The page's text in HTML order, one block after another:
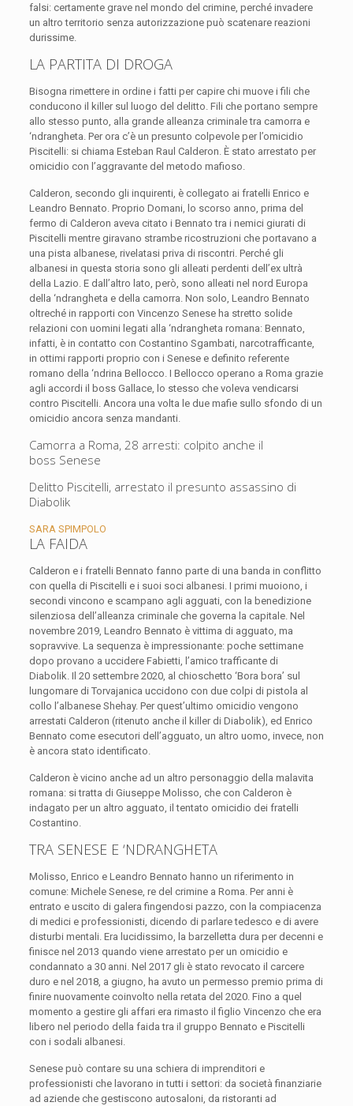
falsi: certamente grave nel mondo del crimine, perché invadere
un altro territorio senza autorizzazione può scatenare reazioni
durissime.
LA PARTITA DI DROGA
Bisogna rimettere in ordine i fatti per capire chi muove i fili che
conducono il killer sul luogo del delitto. Fili che portano sempre
allo stesso punto, alla grande alleanza criminale tra camorra e
‘ndrangheta. Per ora c’è un presunto colpevole per l’omicidio
Piscitelli: si chiama Esteban Raul Calderon. È stato arrestato per
omicidio con l’aggravante del metodo mafioso.
Calderon, secondo gli inquirenti, è collegato ai fratelli Enrico e
Leandro Bennato. Proprio Domani, lo scorso anno, prima del
fermo di Calderon aveva citato i Bennato tra i nemici giurati di
Piscitelli mentre giravano strambe ricostruzioni che portavano a
una pista albanese, rivelatasi priva di riscontri. Perché gli
albanesi in questa storia sono gli alleati perdenti dell’ex ultrà
della Lazio. E dall’altro lato, però, sono alleati nel nord Europa
della ‘ndrangheta e della camorra. Non solo, Leandro Bennato
oltreché in rapporti con Vincenzo Senese ha stretto solide
relazioni con uomini legati alla ‘ndrangheta romana: Bennato,
infatti, è in contatto con Costantino Sgambati, narcotrafficante,
in ottimi rapporti proprio con i Senese e definito referente
romano della ‘ndrina Bellocco. I Bellocco operano a Roma grazie
agli accordi il boss Gallace, lo stesso che voleva vendicarsi
contro Piscitelli. Ancora una volta le due mafie sullo sfondo di un
omicidio ancora senza mandanti.
Camorra a Roma, 28 arresti: colpito anche il
boss Senese
Delitto Piscitelli, arrestato il presunto assassino di
Diabolik
SARA SPIMPOLO
LA FAIDA
Calderon e i fratelli Bennato fanno parte di una banda in conflitto
con quella di Piscitelli e i suoi soci albanesi. I primi muoiono, i
secondi vincono e scampano agli agguati, con la benedizione
silenziosa dell’alleanza criminale che governa la capitale. Nel
novembre 2019, Leandro Bennato è vittima di agguato, ma
sopravvive. La sequenza è impressionante: poche settimane
dopo provano a uccidere Fabietti, l’amico trafficante di
Diabolik. Il 20 settembre 2020, al chioschetto ‘Bora bora’ sul
lungomare di Torvajanica uccidono con due colpi di pistola al
collo l’albanese Shehay. Per quest’ultimo omicidio vengono
arrestati Calderon (ritenuto anche il killer di Diabolik), ed Enrico
Bennato come esecutori dell’agguato, un altro uomo, invece, non
è ancora stato identificato.
Calderon è vicino anche ad un altro personaggio della malavita
romana: si tratta di Giuseppe Molisso, che con Calderon è
indagato per un altro agguato, il tentato omicidio dei fratelli
Costantino.
TRA SENESE E ‘NDRANGHETA
Molisso, Enrico e Leandro Bennato hanno un riferimento in
comune: Michele Senese, re del crimine a Roma. Per anni è
entrato e uscito di galera fingendosi pazzo, con la compiacenza
di medici e professionisti, dicendo di parlare tedesco e di avere
disturbi mentali. Era lucidissimo, la barzelletta dura per decenni e
finisce nel 2013 quando viene arrestato per un omicidio e
condannato a 30 anni. Nel 2017 gli è stato revocato il carcere
duro e nel 2018, a giugno, ha avuto un permesso premio prima di
finire nuovamente coinvolto nella retata del 2020. Fino a quel
momento a gestire gli affari era rimasto il figlio Vincenzo che era
libero nel periodo della faida tra il gruppo Bennato e Piscitelli
con i sodali albanesi.
Senese può contare su una schiera di imprenditori e
professionisti che lavorano in tutti i settori: da società finanziarie
ad aziende che gestiscono autosaloni, da ristoranti ad